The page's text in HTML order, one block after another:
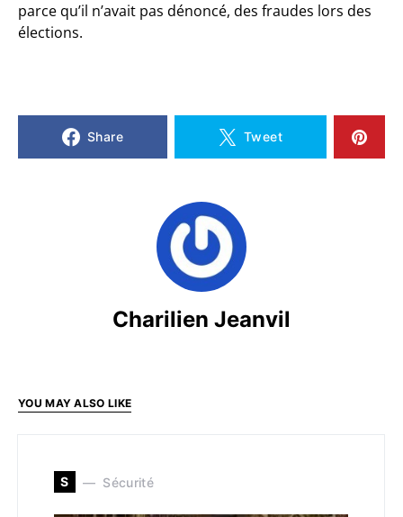
parce qu’il n’avait pas dénoncé, des fraudes lors des
élections.
Share Tweet
Charilien Jeanvil
YOU MAY ALSO LIKE
S Sécurité